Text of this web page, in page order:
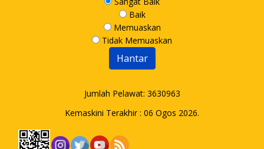
Baik
Memuaskan
Tidak Memuaskan
Jumlah Pelawat: 3630963
Kemaskini Terakhir : 06 Ogos 2026.